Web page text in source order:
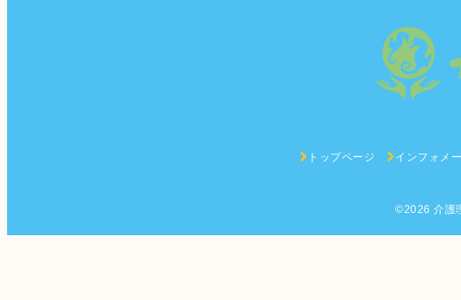
トップページ インフォメ
©2026 介護